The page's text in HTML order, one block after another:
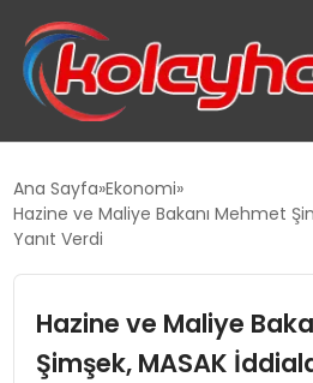
SUWEN’IN İSTIHDAM MODELI
TANYER YAPI ZEMIN
BÜYÜTTÜ
Ana Sayfa Ekonomi
Hazine ve Maliye Bakanı Mehmet
Yanıt Verdi
Hazine ve Maliye
Şimşek, MASAK